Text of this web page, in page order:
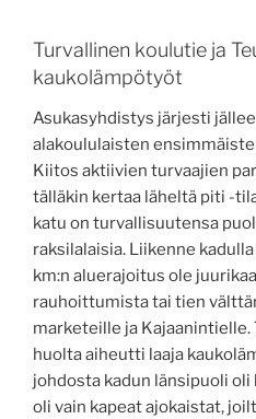
Turvallinen koulutie ja
kaukolämpötyöt
Asukasyhdistys järjesti
alakoululaisten
Kiitos aktiivien turvaajien
tälläkin kertaa läheltä piti -
katu on turvallisuutensa
raksilalaisia. Liikenne
km:n aluerajoitus ole
rauhoittumista tai tien
marketeille ja Kajaanintielle.
huolta aiheutti laaja
johdosta kadun länsipuoli
oli vain kapeat ajokaistat,